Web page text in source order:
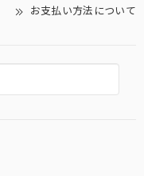
お支払い方法について